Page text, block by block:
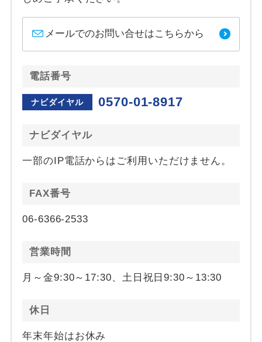
メールでのお問い合せはこちらから
電話番号
ナビダイヤル 0570-01-8917
ナビダイヤル
一部のIP電話からはご利用いただけません。
FAX番号
06-6366-2533
営業時間
月～金9:30～17:30、土日祝日9:30～13:30
休日
年末年始はお休み